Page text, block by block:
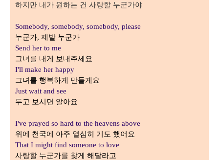
하지만 내가 원하는 건 사랑할 누군가야
Somebody, somebody, somebody, please
누군가, 제발 누군가
Send her to me
그녀를 내게 보내주세요
I'll make her happy
그녀를 행복하게 만들게요
Just wait and see
두고 보시면 알아요
I've prayed so hard to the heavens above
위에 천국에 아주 열심히 기도 했어요
That I might find someone to love
사랑할 누군가를 찾게 해달라고